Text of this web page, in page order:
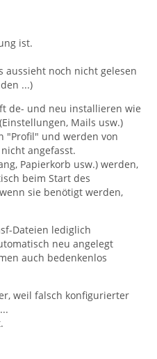
ist.
aussieht noch nicht gelesen
...)
de- und neu installieren wie
Mails usw.)
"Profil" und werden von
angefasst.
Papierkorb usw.) werden,
beim Start des
sie benötigt werden,
Dateien lediglich
neu angelegt
auch bedenkenlos
weil falsch konfigurierter